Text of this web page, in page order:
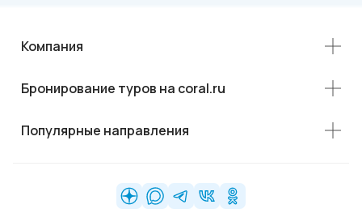
Компания
Бронирование туров на coral.ru
Популярные направления